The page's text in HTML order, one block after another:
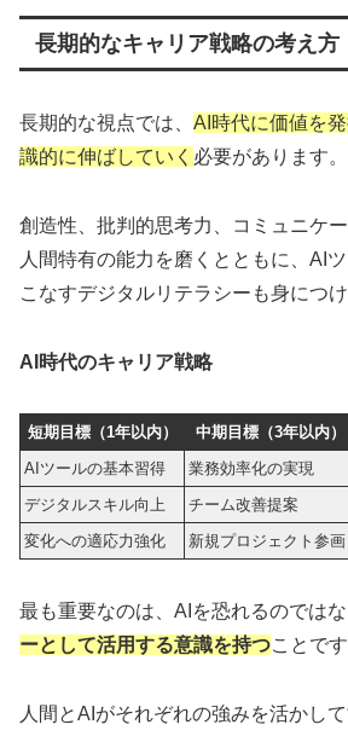
長期的なキャリア戦略の考え方
長期的な視点では、 AI時代に価値を
識的に伸ばしていく 必要があります。
創造性、批判的思考力、コミュニケ
人間特有の能力を磨くとともに、AI
こなすデジタルリテラシーも身につけ
AI時代のキャリア戦略
短期目標（1年以内） 中期目標（3年以内）
AIツールの基本習得
業務効率化の実現
デジタルスキル向上
チーム改善提案
変化への適応力強化
新規プロジェクト参画
最も重要なのは、AIを恐れるのではな
ーとして活用する意識を持つことです
人間とAIがそれぞれの強みを活かし